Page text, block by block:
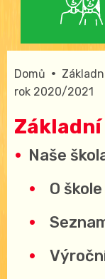
Domů •
rok 2020/2021
Základní
Naše
O škole